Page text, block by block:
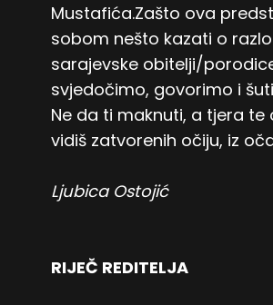
Mustafića.Zašto ova
sobom nešto kazati o
sarajevske obitelji/
svjedočimo, govorimo i
Ne da ti maknuti, a tjera te
vidiš zatvorenih očiju, iz
Ljubica Ostojić
RIJEČ REDITELJA